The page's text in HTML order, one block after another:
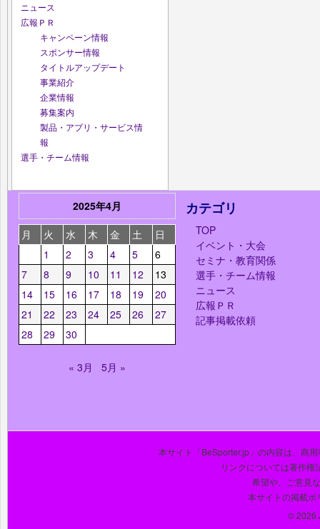
ニュース
広報ＰＲ
キャンペーン情報
スポンサー情報
タイトルアップデート
事業紹介
企業情報
募集案内
製品・アプリ・サービス情
報
選手・チーム情報
2025年4月
月
火 水 木 金 土
日
1
2 3 4 5
6
7
8 9 10 11 12
13
14
15 16 17 18 19
20
21
22 23 24 25 26
27
28
29 30
« 3月 5月 »
カテゴリ
TOP
イベント・大会
セミナ・教育関係
選手・チーム情報
ニュース
広報ＰＲ
記事掲載依頼
本サイト「BeSporter.jp」の内容は、商
リンクについては著作権
希望や、ご意見
本サイトの掲載ポ
© 2026